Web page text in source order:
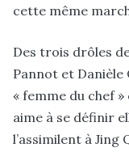
cette même
Des trois drôles
Pannot et Danièle
« femme du chef
aime à se définir
l’assimilent à Jing